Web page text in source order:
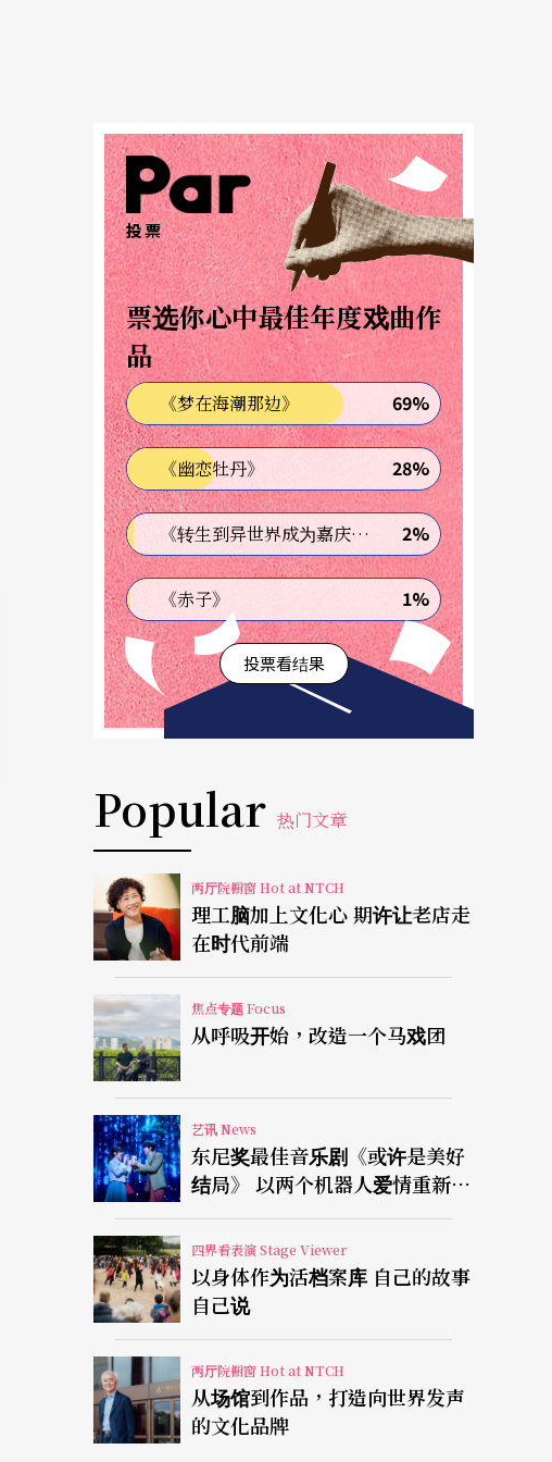
投票
票选你心中最佳年度戏曲作
品
《梦在海潮那边》 69%
《幽恋牡丹》 28%
《转生到异世界成为嘉庆君—发现我的祖先是诈骗集团!?》 2%
《赤子》 1%
投票看结果
Popular 热门文章
两厅院橱窗 Hot at NTCH
理工脑加上文化心 期许让老店走
在时代前端
焦点专题 Focus
从呼吸开始，改造一个马戏团
艺讯 News
东尼奖最佳音乐剧《或许是美好
结局》 以两个机器人爱情重新凝
视有限人生
四界看表演 Stage Viewer
以身体作为活档案库 自己的故事
自己说
两厅院橱窗 Hot at NTCH
从场馆到作品，打造向世界发声
的文化品牌